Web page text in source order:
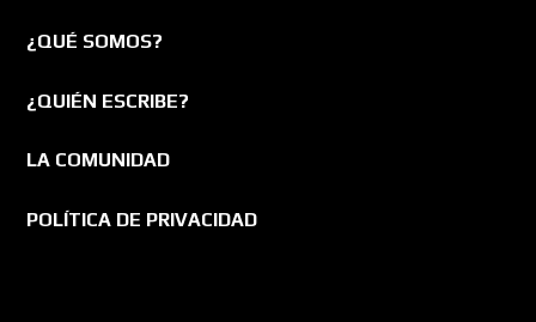
¿QUÉ SOMOS?
¿QUIÉN ESCRIBE?
LA COMUNIDAD
POLÍTICA DE PRIVACIDAD